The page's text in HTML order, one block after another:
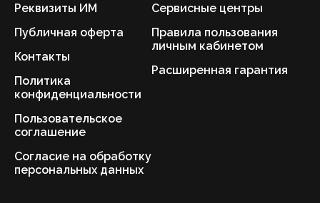
Реквизиты ИМ
Публичная оферта
Контакты
Политика
конфиденциальности
Пользовательское
соглашение
Согласие на обработку
персональных данных
Сервисные центры
Правила пользования
личным кабинетом
Расширенная гарантия